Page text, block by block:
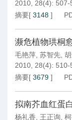
2010, 28(4): 507-
摘要[ 3148 ]
濒危植物珙桐
毛艳萍 苏智先
2010, 28(4): 510-
摘要[ 3679 ]
拟南芥血红蛋
杨礼香 王正询